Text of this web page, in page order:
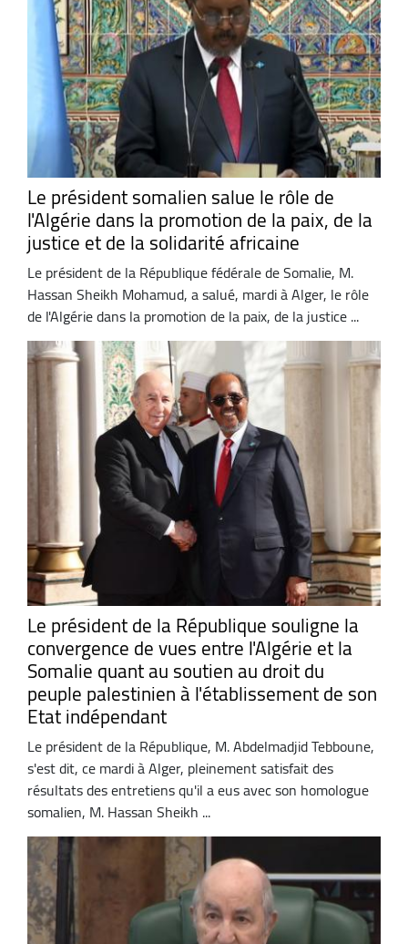
Le président somalien salue le rôle de
l'Algérie dans la promotion de la paix, de la
justice et de la solidarité africaine
Le président de la République fédérale de Somalie, M.
Hassan Sheikh Mohamud, a salué, mardi à Alger, le rôle
de l'Algérie dans la promotion de la paix, de la justice ...
Le président de la République souligne la
convergence de vues entre l'Algérie et la
Somalie quant au soutien au droit du
peuple palestinien à l'établissement de son
Etat indépendant
Le président de la République, M. Abdelmadjid Tebboune,
s'est dit, ce mardi à Alger, pleinement satisfait des
résultats des entretiens qu'il a eus avec son homologue
somalien, M. Hassan Sheikh ...